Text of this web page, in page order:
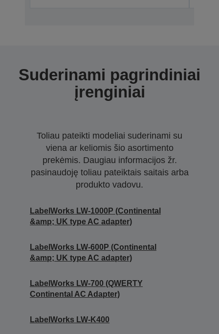
Suderinami pagrindiniai
įrenginiai
Toliau pateikti modeliai suderinami su
viena ar keliomis šio asortimento
prekėmis. Daugiau informacijos žr.
pasinaudoję toliau pateiktais saitais arba
produkto vadovu.
LabelWorks LW-1000P (Continental
&amp; UK type AC adapter)
LabelWorks LW-600P (Continental
&amp; UK type AC adapter)
LabelWorks LW-700 (QWERTY
Continental AC Adapter)
LabelWorks LW-K400